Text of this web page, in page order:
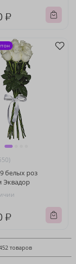
₽
белых роз
Эквадор
₽
товаров